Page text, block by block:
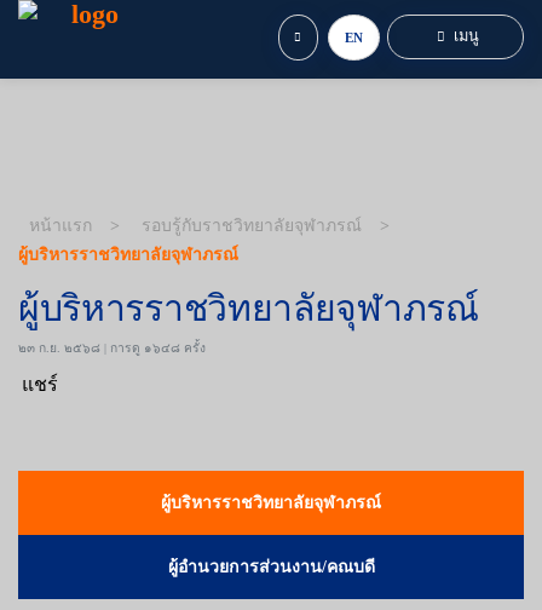
EN เมนู
หน้าแรก
รอบรู้กับราชวิทยาลัยจุฬาภรณ์
ผู้บริหารราชวิทยาลัยจุฬาภรณ์
ผู้บริหารราชวิทยาลัยจุฬาภรณ์
๒๓ ก.ย. ๒๕๖๘ | การดู ๑๖๔๘ ครั้ง
แชร์
ผู้บริหารราชวิทยาลัยจุฬาภรณ์
ผู้อำนวยการส่วนงาน/คณบดี